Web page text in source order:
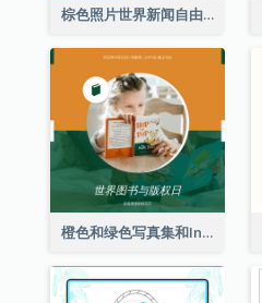
棕色照片世界新闻自由日Instagram帖子
橙色和绿色写真集和Instagram版权日